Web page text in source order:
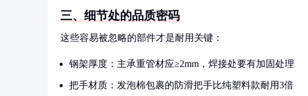
三、细节处的品质密码
这些容易被忽略的部件才是耐用关键：
钢架厚度：主承重管材应≥2mm，焊接处要有加固处理
把手材质：发泡棉包裹的防滑把手比纯塑料款耐用3倍